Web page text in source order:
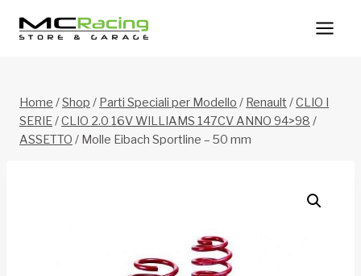
Home /Shop / Parti Speciali per Modello / Renault /CLIO I
SERIE/CLIO 2.0 16V WILLIAMS 147CV ANNO 94>98 /
ASSETTO / Molle Eibach Sportline – 50 mm